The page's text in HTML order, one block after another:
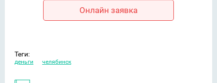
Онлайн заявка
Теги:
деньги челябинск